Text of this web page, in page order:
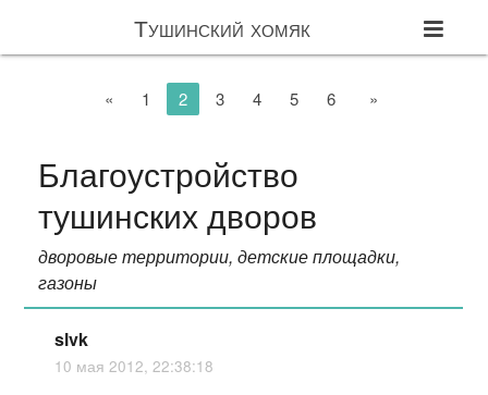
Тушинский хомяк
« 1 2 3 4 5 6 »
Благоустройство
тушинских дворов
дворовые территории, детские площадки,
газоны
slvk
10 мая 2012, 22:38:18